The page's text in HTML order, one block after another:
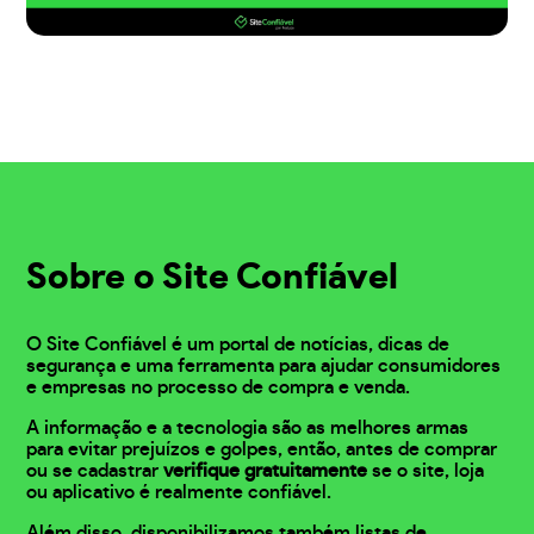
Sobre o Site Confiável
O Site Confiável é um portal de notícias, dicas de
segurança e uma ferramenta para ajudar consumidores
e empresas no processo de compra e venda.
A informação e a tecnologia são as melhores armas
para evitar prejuízos e golpes, então, antes de comprar
ou se cadastrarverifique gratuitamente se o site, loja
ou aplicativo é realmente confiável.